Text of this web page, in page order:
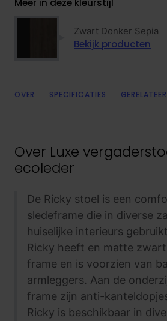
Zwart Donker Sepia
Bekijk producten
OVER SPECIFICATIES
Over Luxe
ecoleder
De Ricky stoel is een
sledeframe die in diverse
huiselijke interieurs
Ricky heeft en matte
frame en is voorzien van
armleggers. Aan de
frame zijn anti-
Ricky is beschikbaar in